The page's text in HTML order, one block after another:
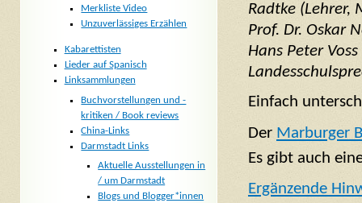
Radtke (Lehrer,
Prof. Dr. Oskar
Hans Peter
Einfach
Der Marburger
Es gibt auch
Ergänzende
Merkliste Video
Unzuverlässiges Erzählen
Kabarettisten
Lieder auf Spanisch
Linksammlungen
Buchvorstellungen und -
kritiken / Book reviews
China-Links
Darmstadt Links
Aktuelle Ausstellungen in
/ um Darmstadt
Blogs und Blogger*innen